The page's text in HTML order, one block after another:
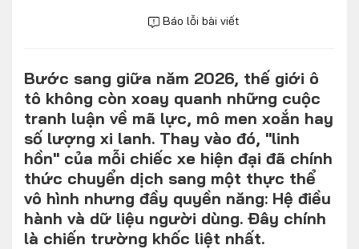
Album ảnh
Video
TRA CỨU XE
HÃNG XE MODEL
Báo lỗi bài viết
Bước sang giữa năm 2026, thế giới ô
tô không còn xoay quanh những cuộc
tranh luận về mã lực, mô men xoắn hay
số lượng xi lanh. Thay vào đó, "linh
hồn" của mỗi chiếc xe hiện đại đã chính
thức chuyển dịch sang một thực thể
vô hình nhưng đầy quyền năng: Hệ điều
hành và dữ liệu người dùng. Đây chính
là chiến trường khốc liệt nhất.